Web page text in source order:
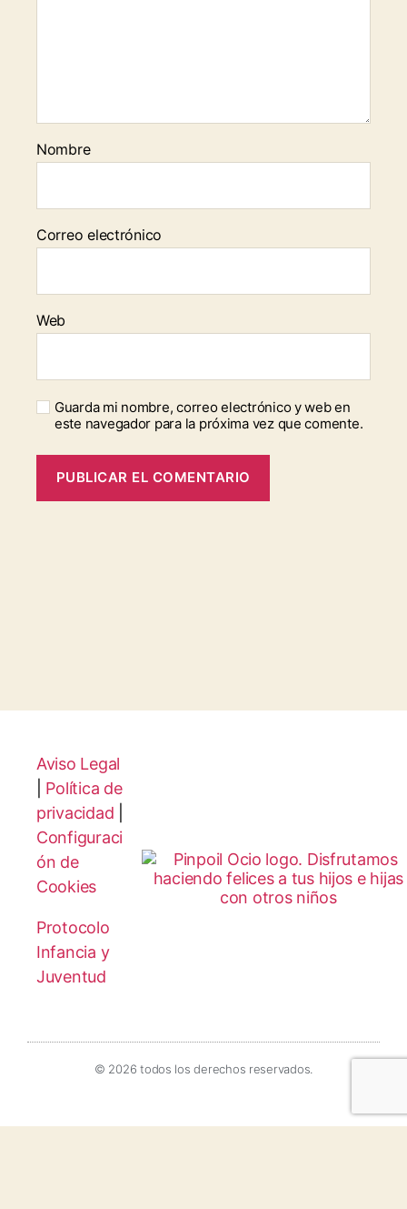
Nombre
Correo electrónico
Web
Guarda mi nombre, correo electrónico y web en
este navegador para la próxima vez que comente.
Aviso Legal
Política de
privacidad
Configuraci
ón de
Cookies
Protocolo
Infancia y
Juventud
© 2026 todos los derechos reservados.